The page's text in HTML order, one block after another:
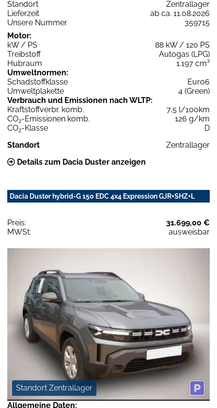
Standort
Zentrallager
Lieferzeit
ab ca. 11.08.2026
Unsere Nummer
359715
Motor:
kW / PS
88 kW / 120 PS
Treibstoff
Autogas (LPG)
Hubraum
1.197 cm³
Umweltnormen:
Schadstoffklasse
Euro6
Umweltplakette
4 (Green)
Verbrauch und Emissionen nach WLTP:
Kraftstoffverbr. komb.
7,5 l/100km
CO2-Emissionen komb.
126 g/km
CO2-Klasse
D
Standort
Zentrallager
Details zum Dacia Duster anzeigen
Dacia Duster hybrid-G 150 EDC 4x4 Expression GJR+SHZ+L
Preis:
31.699,00 €
MWSt:
ausweisbar
Standort Zentrallager
Allgemeine Daten: